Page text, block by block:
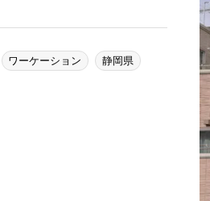
ワーケーション 静岡県